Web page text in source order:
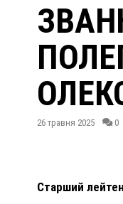
26 травня 2025 0
Старший